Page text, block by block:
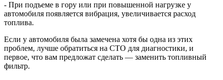
- При подъеме в гору или при повышенной нагрузке у
автомобиля появляется вибрация, увеличивается расход
топлива.
Если у автомобиля была замечена хотя бы одна из этих
проблем, лучше обратиться на СТО для диагностики, и
первое, что вам предложат сделать — заменить топливный
фильтр.